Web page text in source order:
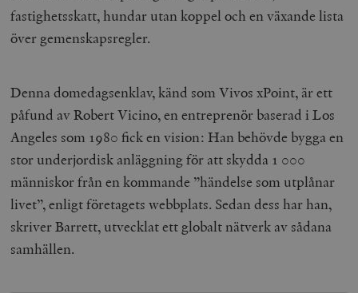
fastighetsskatt, hundar utan koppel och en växande lista
över gemenskapsregler.
Denna domedagsenklav, känd som Vivos xPoint, är ett
påfund av Robert Vicino, en entreprenör baserad i Los
Angeles som 1980 fick en vision: Han behövde bygga en
stor underjordisk anläggning för att skydda 1 000
människor från en kommande ”händelse som utplånar
livet”, enligt företagets webbplats. Sedan dess har han,
skriver Barrett, utvecklat ett globalt nätverk av sådana
samhällen.